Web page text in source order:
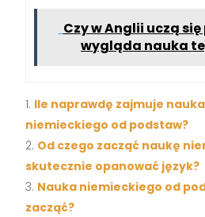
Czy w Anglii uczą
wygląda nauka
Ile naprawdę zajmuje
niemieckiego od podstaw?
Od czego zacząć naukę
skutecznie opanować język?
Nauka niemieckiego od
zacząć?